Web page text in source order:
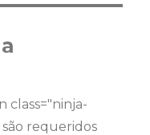
class="ninja-
requeridos